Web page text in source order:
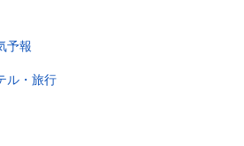
予報
ル・旅行